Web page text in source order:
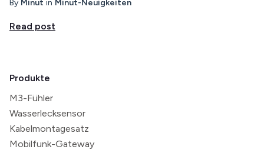
By Minut in Minut-Neuigkeiten
Read post
Produkte
M3-Fühler
Wasserlecksensor
Kabelmontagesatz
Mobilfunk-Gateway